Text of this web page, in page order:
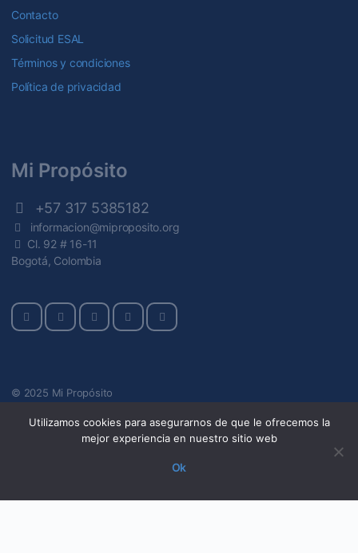
Contacto
Solicitud ESAL
Términos y condiciones
Política de privacidad
Mi Propósito
+57 317 5385182
informacion@miproposito.org
Cl. 92 # 16-11
Bogotá, Colombia
© 2025 Mi Propósito
Utilizamos cookies para asegurarnos de que le ofrecemos la
mejor experiencia en nuestro sitio web
Ok